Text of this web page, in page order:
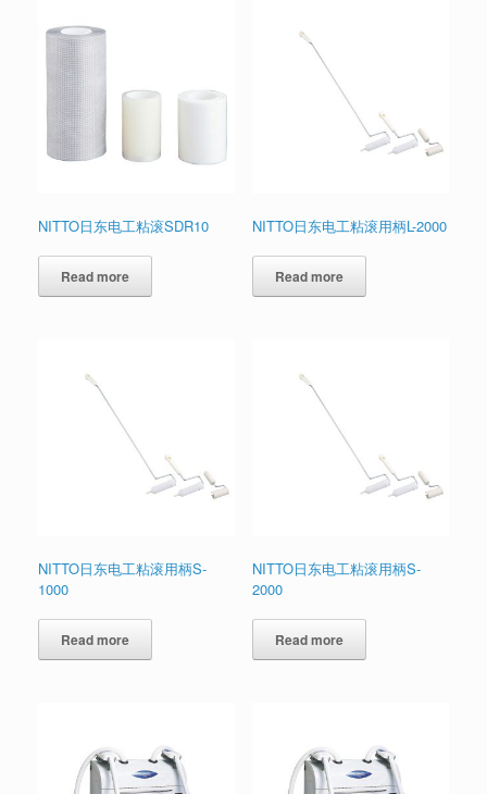
NITTO日东电工粘滚SDR10
Read more
NITTO日东电工粘滚用柄L-2000
Read more
NITTO日东电工粘滚用柄S-
1000
Read more
NITTO日东电工粘滚用柄S-
2000
Read more